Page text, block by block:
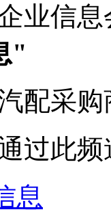
业信
"
配采
过此
息